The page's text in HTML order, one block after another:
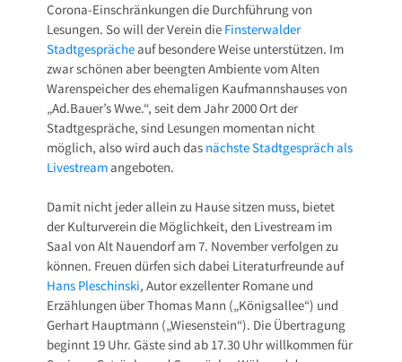
Corona-Einschränkungen die Durchführung von
Lesungen. So will der Verein die Finsterwalder
Stadtgesprächeauf besondere Weise unterstützen. Im
zwar schönen aber beengten Ambiente vom Alten
Warenspeicher des ehemaligen Kaufmannshauses von
„Ad.Bauer’s Wwe.“, seit dem Jahr 2000 Ort der
Stadtgespräche, sind Lesungen momentan nicht
möglich, also wird auch das nächste Stadtgespräch als
Livestreamangeboten.
Damit nicht jeder allein zu Hause sitzen muss, bietet
der Kulturverein die Möglichkeit, den Livestream im
Saal von Alt Nauendorf am 7. November verfolgen zu
können. Freuen dürfen sich dabei Literaturfreunde auf
Hans Pleschinski, Autor exzellenter Romane und
Erzählungen über Thomas Mann („Königsallee“) und
Gerhart Hauptmann („Wiesenstein“). Die Übertragung
beginnt 19 Uhr. Gäste sind ab 17.30 Uhr willkommen für